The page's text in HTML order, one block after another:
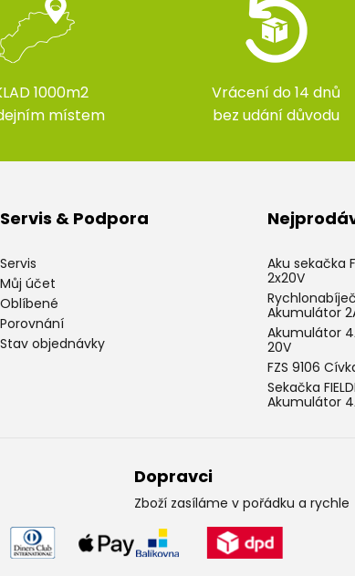
1000m2
místem
Vrácení do 14 dnů
bez udání důvodu
Servis & Podpora
Servis
Můj účet
Oblíbené
Porovnání
Stav objednávky
Aku sekačka
2x20V
Akumulátor
Akumulátor
20V
FZS 9106
Sekačka
Akumulátor
Dopravci
Zboží zasíláme v pořádku a rychle